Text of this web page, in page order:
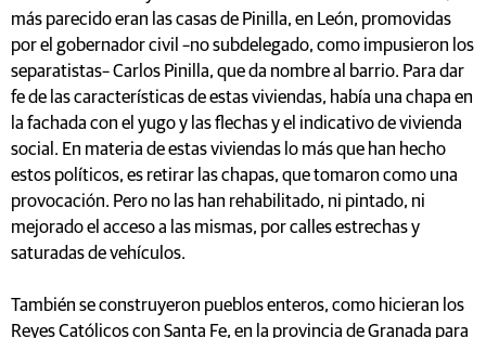
más parecido eran las casas de Pinilla, en León, promovidas
por el gobernador civil –no subdelegado, como impusieron los
separatistas– Carlos Pinilla, que da nombre al barrio. Para dar
fe de las características de estas viviendas, había una chapa en
la fachada con el yugo y las flechas y el indicativo de vivienda
social. En materia de estas viviendas lo más que han hecho
estos políticos, es retirar las chapas, que tomaron como una
provocación. Pero no las han rehabilitado, ni pintado, ni
mejorado el acceso a las mismas, por calles estrechas y
saturadas de vehículos.
También se construyeron pueblos enteros, como hicieran los
Reyes Católicos con Santa Fe, en la provincia de Granada para